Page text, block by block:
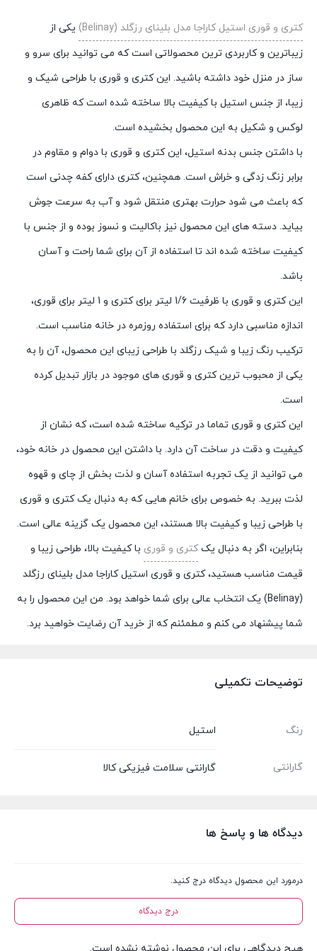
کتری و قوری استیل کاراجا مدل بلینای رزگلد (Belinay)
یکی از
زیباترین و کاربردی ترین محصولاتی است که می توانید برای سرو و
ساز در منزل خود داشته باشید. این کتری و قوری با طراحی شیک و
زیبا، از جنس استیل با کیفیت بالا ساخته شده است که ظاهری
لوکس و شکیل به این محصول بخشیده است.
با داشتن جنس بدنه استیل، این کتری و قوری با دوام و مقاوم در
برابر زنگ زدگی و خراش است. همچنین، کتری دارای کفه چدنی است
که باعث می شود حرارت بهتری منتقل شود و آب به سرعت جوش
بیاید. دسته های این محصول نیز باکالیت و نسوز بوده و از جنس با
کیفیت ساخته شده اند تا استفاده از آن برای شما راحت و آسان
باشد.
این کتری و قوری با ظرفیت 1/6 لیتر برای کتری و 1 لیتر برای قوری،
اندازه مناسبی دارد که برای استفاده روزمره در خانه مناسب است.
ترکیب رنگ زیبا و شیک رزگلد با طراحی زیبای این محصول، آن را به
یکی از محبوب ترین کتری و قوری های موجود در بازار تبدیل کرده
است.
این کتری و قوری تماما در ترکیه ساخته شده است، که نشان از
کیفیت و دقت در ساخت آن دارد. با داشتن این محصول در خانه خود،
می توانید از یک تجربه استفاده آسان و لذت بخش از چای و قهوه
لذت ببرید. به خصوص برای خانم هایی که به دنبال یک کتری و قوری
با طراحی زیبا و کیفیت بالا هستند، این محصول یک گزینه عالی است.
بنابراین، اگر به دنبال یککتری و قوری با کیفیت بالا، طراحی زیبا و
قیمت مناسب هستید، کتری و قوری استیل کاراجا مدل بلینای رزگلد
(Belinay) یک انتخاب عالی برای شما خواهد بود. من این محصول را به
شما پیشنهاد می کنم و مطمئنم که از خرید آن رضایت خواهید برد.
توضیحات تکمیلی
رنگ استیل
گارانتی گارانتی سلامت فیزیکی کالا
دیدگاه ها و پاسخ ها
درمورد این محصول دیدگاه درج کنید.
درج دیدگاه